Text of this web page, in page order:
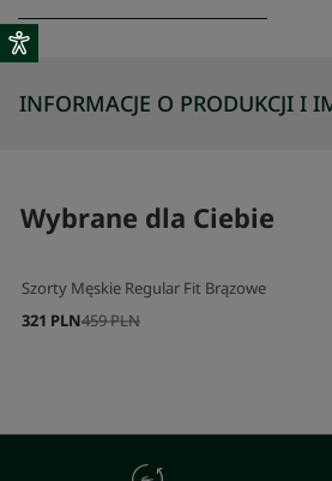
INFORMACJE O PRODUKCJI I
Wybrane dla Ciebie
Szorty Męskie Regular Fit Brązowe
459 PLN
321 PLN